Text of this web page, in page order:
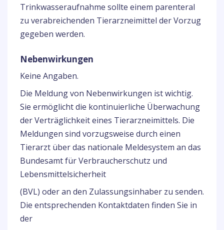
Trinkwasseraufnahme sollte einem parenteral
zu verabreichenden Tierarzneimittel der Vorzug
gegeben werden.
Nebenwirkungen
Keine Angaben.
Die Meldung von Nebenwirkungen ist wichtig.
Sie ermöglicht die kontinuierliche Überwachung
der Verträglichkeit eines Tierarzneimittels. Die
Meldungen sind vorzugsweise durch einen
Tierarzt über das nationale Meldesystem an das
Bundesamt für Verbraucherschutz und
Lebensmittelsicherheit
(BVL) oder an den Zulassungsinhaber zu senden.
Die entsprechenden Kontaktdaten finden Sie in
der